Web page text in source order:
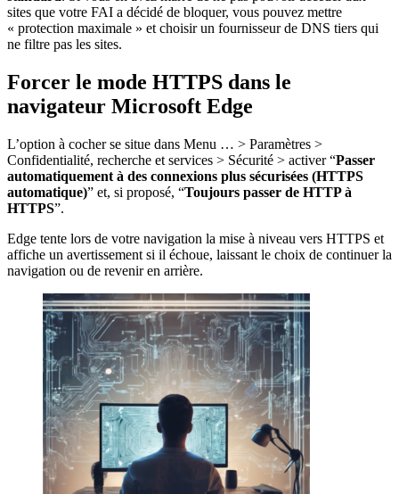
sites que votre FAI a décidé de bloquer, vous pouvez mettre
« protection maximale » et choisir un fournisseur de DNS tiers qui
ne filtre pas les sites.
Forcer le mode HTTPS dans le
navigateur Microsoft Edge
L’option à cocher se situe dans Menu … > Paramètres >
Confidentialité, recherche et services > Sécurité > activer “Passer
automatiquement à des connexions plus sécurisées (HTTPS
automatique)” et, si proposé, “Toujours passer de HTTP à
HTTPS”.
Edge tente lors de votre navigation la mise à niveau vers HTTPS et
affiche un avertissement si il échoue, laissant le choix de continuer la
navigation ou de revenir en arrière.